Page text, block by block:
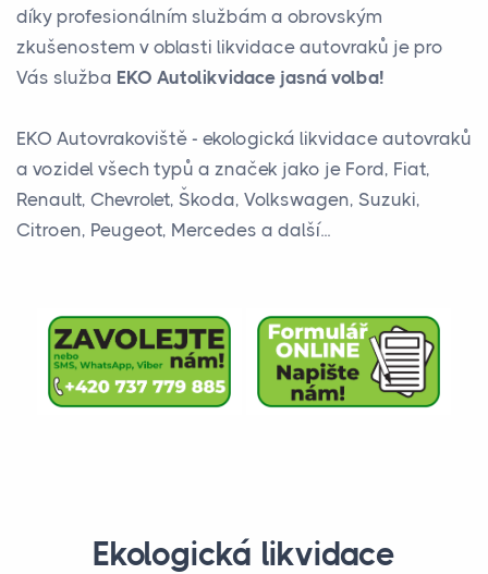
díky profesionálním službám a obrovským
zkušenostem v oblasti likvidace autovraků je pro
Vás služba EKO Autolikvidace jasná volba!
EKO Autovrakoviště - ekologická likvidace autovraků
a vozidel všech typů a značek jako je Ford, Fiat,
Renault, Chevrolet, Škoda, Volkswagen, Suzuki,
Citroen, Peugeot, Mercedes a další...
Ekologická likvidace